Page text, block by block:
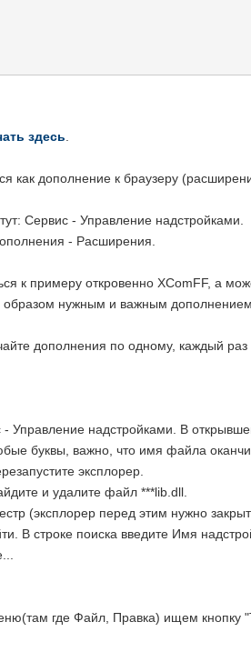
здесь
как дополнение к браузеру
Сервис - Управление надстройками.
- Расширения.
к примеру откровенно XComFF, а
образом нужным и важным дополнением.
дополнения по одному, каждый
Управление надстройками. В
буквы, важно, что имя файла
эксплорер.
и удалите файл ***lib.dll.
(эксплорер перед этим нужно
В строке поиска введите Имя
где Файл, Правка) ищем кнопку